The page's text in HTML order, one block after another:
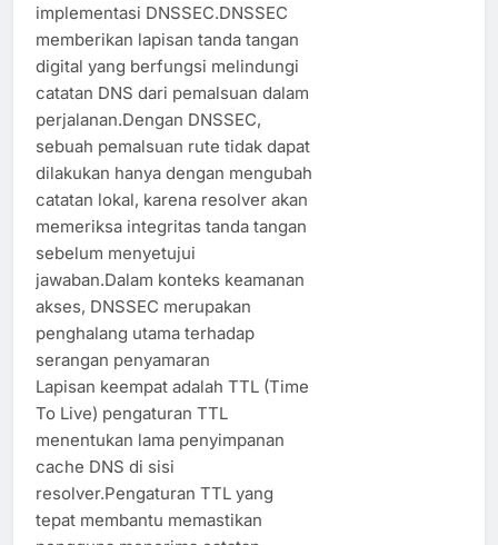
implementasi DNSSEC.DNSSEC
memberikan lapisan tanda tangan
digital yang berfungsi melindungi
catatan DNS dari pemalsuan dalam
perjalanan.Dengan DNSSEC,
sebuah pemalsuan rute tidak dapat
dilakukan hanya dengan mengubah
catatan lokal, karena resolver akan
memeriksa integritas tanda tangan
sebelum menyetujui
jawaban.Dalam konteks keamanan
akses, DNSSEC merupakan
penghalang utama terhadap
serangan penyamaran
Lapisan keempat adalah TTL (Time
To Live) pengaturan TTL
menentukan lama penyimpanan
cache DNS di sisi
resolver.Pengaturan TTL yang
tepat membantu memastikan